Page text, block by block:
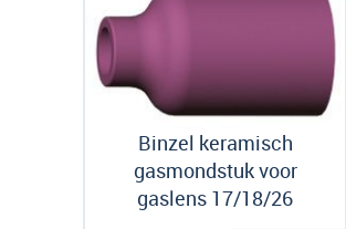
Binzel keramisch
gasmondstuk voor
gaslens 17/18/26